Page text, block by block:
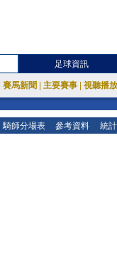
足球資訊
賽馬新聞 主要賽事 視聽播
騎師分場表 參考資料 統